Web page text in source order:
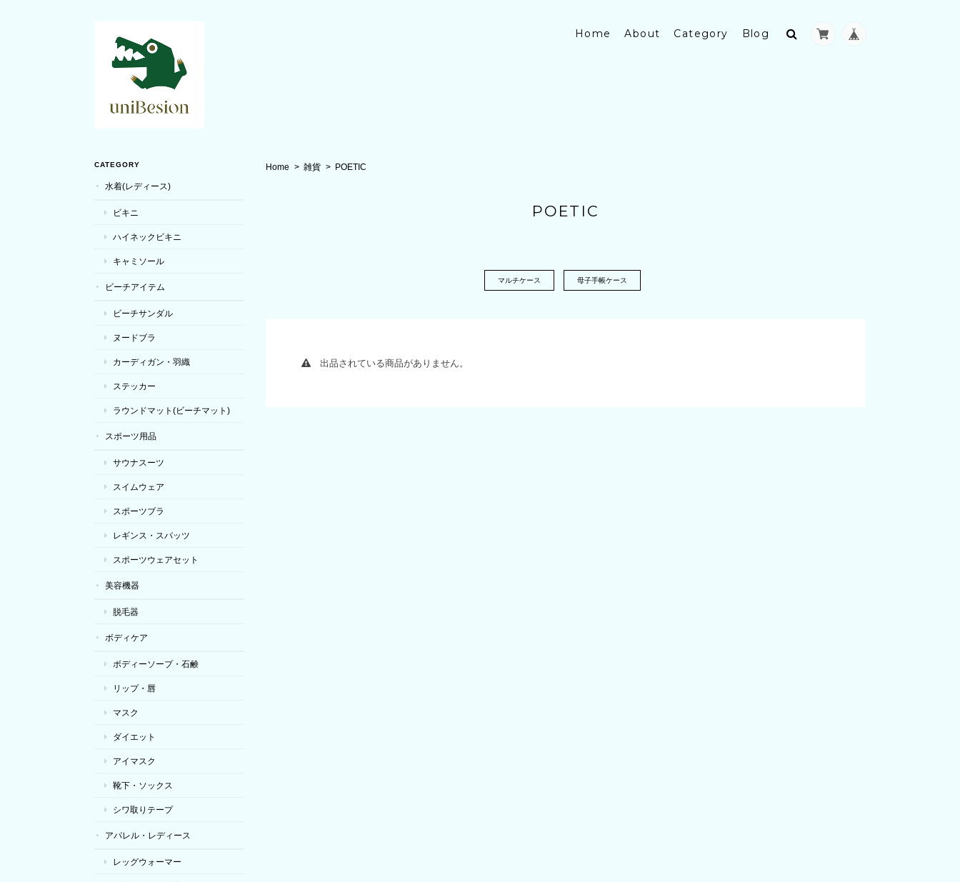
Home About Category Blog
Home 雑貨 POETIC
POETIC
マルチケース 母子手帳ケース
出品されている商品がありません。
CATEGORY
水着(レディース)
ビキニ
ハイネックビキニ
キャミソール
ビーチアイテム
ビーチサンダル
ヌードブラ
カーディガン・羽織
ステッカー
ラウンドマット(ビーチマット)
スポーツ用品
サウナスーツ
スイムウェア
スポーツブラ
レギンス・スパッツ
スポーツウェアセット
美容機器
脱毛器
ボディケア
ボディーソープ・石鹸
リップ・唇
マスク
ダイエット
アイマスク
靴下・ソックス
シワ取りテープ
アパレル・レディース
レッグウォーマー